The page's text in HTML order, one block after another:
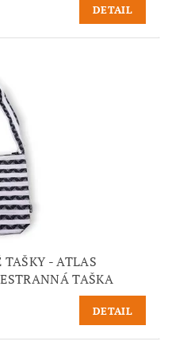
DETAIL
TAŠKY - ATLAS
TAŠKA
DETAIL